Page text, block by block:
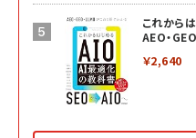
これから
AEO・
￥2,640